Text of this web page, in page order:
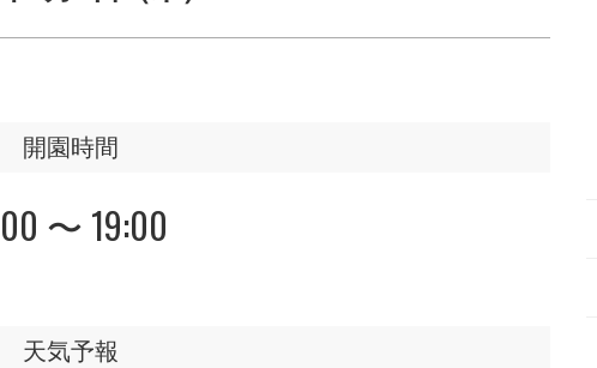
開園時間
〜 19:00
天気予報